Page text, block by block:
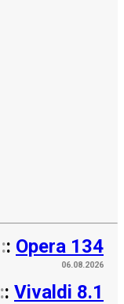
:: Opera 134
06.08.2026
:: Vivaldi 8.1